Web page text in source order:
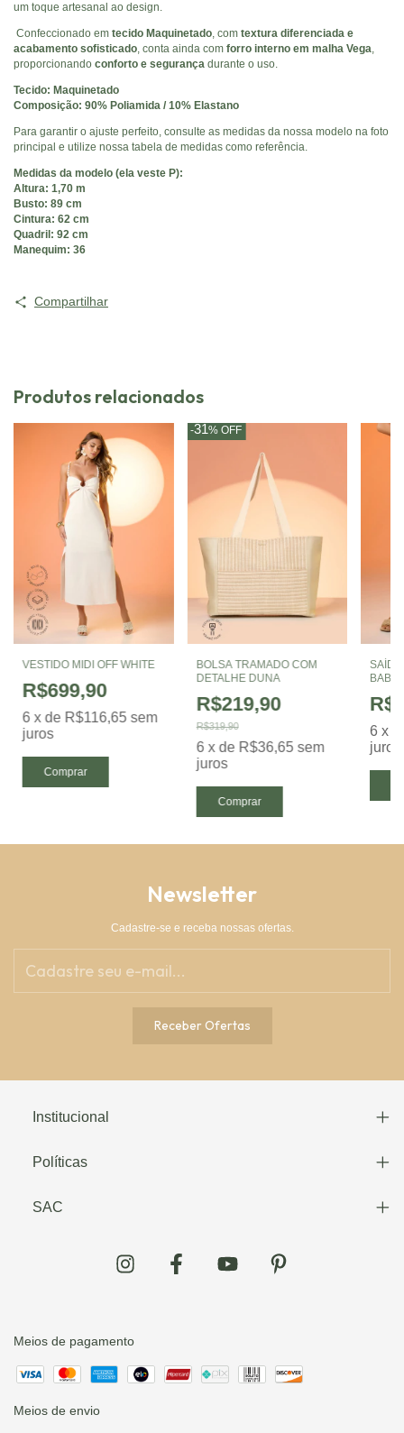
um toque artesanal ao design.
Confeccionado em tecido Maquinetado, com textura diferenciada e
acabamento sofisticado, conta ainda com forro interno em malha Vega,
proporcionando conforto e segurança durante o uso.
Tecido: Maquinetado
Composição: 90% Poliamida / 10% Elastano
Para garantir o ajuste perfeito, consulte as medidas da nossa modelo na foto
principal e utilize nossa tabela de medidas como referência.
Medidas da modelo (ela veste P):
Altura: 1,70 m
Busto: 89 cm
Cintura: 62 cm
Quadril: 92 cm
Manequim: 36
Compartilhar
Produtos relacionados
VESTIDO MIDI OFF WHITE
R$699,90
6 x de R$116,65 sem
juros
Comprar
BOLSA TRAMADO COM
DETALHE DUNA
R$219,90
-31%OFF
R$319,90
6 x de R$36,65 sem
juros
Comprar
6 x
juros
Newsletter
Cadastre-se e receba nossas ofertas.
Institucional
Políticas
SAC
Meios de pagamento
Meios de envio